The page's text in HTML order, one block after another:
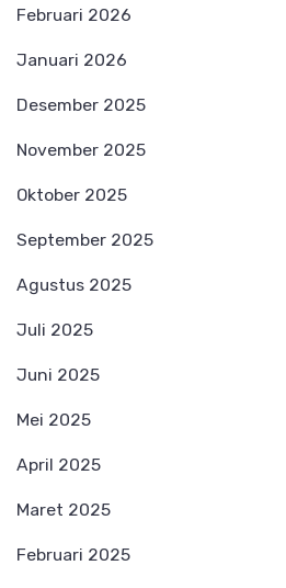
Februari 2026
Januari 2026
Desember 2025
November 2025
Oktober 2025
September 2025
Agustus 2025
Juli 2025
Juni 2025
Mei 2025
April 2025
Maret 2025
Februari 2025